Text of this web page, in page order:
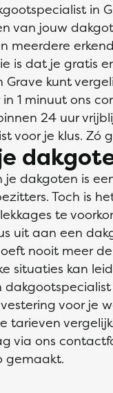
in
van jouw
meerdere
is dat je gratis
kunt
in 1 minuut ons
24 uur
voor je klus. Zó
je dakgoten is
Toch is
te
uit aan een
nooit meer
situaties kan
voor je
tarieven
via ons
gemaakt.